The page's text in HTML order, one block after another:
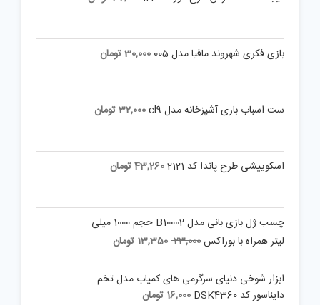
بازی فکری شهروند مافیا مدل 005 30,000تومان
ست اسباب بازی آشپزخانه مدل cl9 32,000تومان
اسکوییشی طرح پاندا کد 2121 43,260تومان
چسب ژل بازی بانی مدل B10002 حجم 1000 میلی
لیتر همراه با بوراکس23,000
Original
was:
23,000 تومان.
13,350 تومان
is:
13,350 تومان.ابزار شوخی دنیای سرگرمی های کمیاب مدل تخم
دایناسور کد DSK4360
16,000 تومان